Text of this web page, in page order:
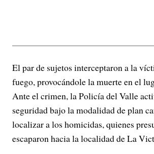
El par de sujetos interceptaron a la
fuego, provocándole la muerte en el
Ante el crimen, la Policía del Valle
seguridad bajo la modalidad de plan
localizar a los homicidas, quienes
escaparon hacia la localidad de La